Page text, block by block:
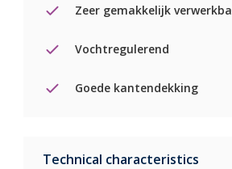
Zeer gemakkelijk
Vochtregulerend
Goede kantendekking
Technical characteristics